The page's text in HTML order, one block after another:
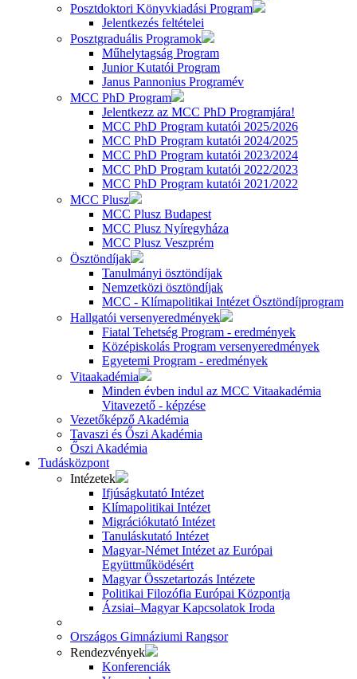
Posztdoktori Könyvkiadási Program
Jelentkezés feltételei
Posztgraduális Programok
Műhelytagság Program
Junior Kutatói Program
Janus Pannonius Programév
MCC PhD Program
Jelentkezz az MCC PhD Programjára!
MCC PhD Program kutatói 2025/2026
MCC PhD Program kutatói 2024/2025
MCC PhD Program kutatói 2023/2024
MCC PhD Program kutatói 2022/2023
MCC PhD Program kutatói 2021/2022
MCC Plusz
MCC Plusz Budapest
MCC Plusz Nyíregyháza
MCC Plusz Veszprém
Ösztöndíjak
Tanulmányi ösztöndíjak
Nemzetközi ösztöndíjak
MCC - Klímapolitikai Intézet Ösztöndíjprogram
Hallgatói versenyeredmények
Fiatal Tehetség Program - eredmények
Középiskolás Program versenyeredmények
Egyetemi Program - eredmények
Vitaakadémia
Minden évben indul az MCC Vitaakadémia
Vitavezető - képzése
Vezetőképző Akadémia
Tavaszi és Őszi Akadémia
Őszi Akadémia
Tudásközpont
Intézetek
Ifjúságkutató Intézet
Klímapolitikai Intézet
Migrációkutató Intézet
Tanuláskutató Intézet
Magyar-Német Intézet az Európai
Együttműködésért
Magyar Összetartozás Intézete
Politikai Filozófia Európai Központja
Ázsiai–Magyar Kapcsolatok Iroda
Országos Gimnáziumi Rangsor
Rendezvények
Konferenciák